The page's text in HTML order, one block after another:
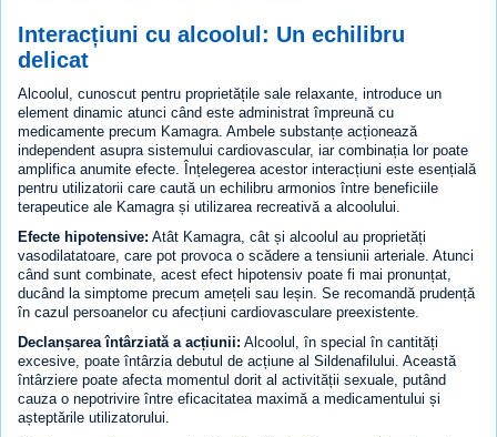
Interacțiuni cu alcoolul: Un echilibru
delicat
Alcoolul, cunoscut pentru proprietățile sale relaxante, introduce un
element dinamic atunci când este administrat împreună cu
medicamente precum Kamagra. Ambele substanțe acționează
independent asupra sistemului cardiovascular, iar combinația lor poate
amplifica anumite efecte. Înțelegerea acestor interacțiuni este esențială
pentru utilizatorii care caută un echilibru armonios între beneficiile
terapeutice ale Kamagra și utilizarea recreativă a alcoolului.
Efecte hipotensive: Atât Kamagra, cât și alcoolul au proprietăți
vasodilatatoare, care pot provoca o scădere a tensiunii arteriale. Atunci
când sunt combinate, acest efect hipotensiv poate fi mai pronunțat,
ducând la simptome precum amețeli sau leșin. Se recomandă prudență
în cazul persoanelor cu afecțiuni cardiovasculare preexistente.
Declanșarea întârziată a acțiunii: Alcoolul, în special în cantități
excesive, poate întârzia debutul de acțiune al Sildenafilului. Această
întârziere poate afecta momentul dorit al activității sexuale, putând
cauza o nepotrivire între eficacitatea maximă a medicamentului și
așteptările utilizatorului.